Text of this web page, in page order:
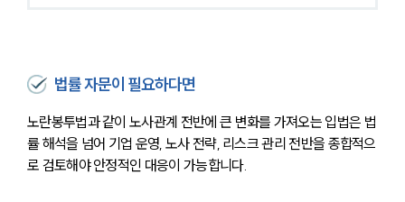
법률 자문이 필요하다면
노란봉투법과 같이 노사관계 전반에 큰 변화를 가져오는 입법은 법
률 해석을 넘어 기업 운영, 노사 전략, 리스크 관리 전반을 종합적으
로 검토해야 안정적인 대응이 가능합니다.